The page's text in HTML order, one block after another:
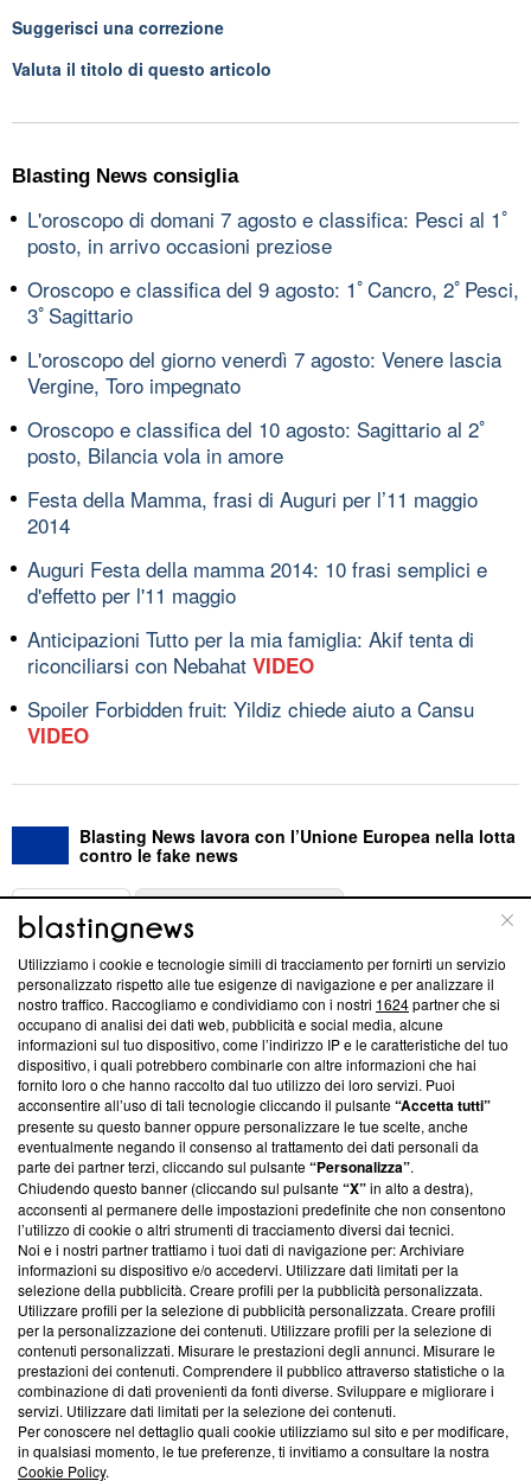
Suggerisci una correzione
Valuta il titolo di questo articolo
Blasting News consiglia
L'oroscopo di domani 7 agosto e classifica: Pesci al 1ﾟ
posto, in arrivo occasioni preziose
Oroscopo e classifica del 9 agosto: 1ﾟCancro, 2ﾟPesci,
3ﾟSagittario
L'oroscopo del giorno venerdì 7 agosto: Venere lascia
Vergine, Toro impegnato
Oroscopo e classifica del 10 agosto: Sagittario al 2ﾟ
posto, Bilancia vola in amore
Festa della Mamma, frasi di Auguri per l’11 maggio
2014
Auguri Festa della mamma 2014: 10 frasi semplici e
d'effetto per l'11 maggio
Anticipazioni Tutto per la mia famiglia: Akif tenta di
riconciliarsi con Nebahat VIDEO
Spoiler Forbidden fruit: Yildiz chiede aiuto a Cansu
VIDEO
Blasting News lavora con l’Unione Europea nella lotta
contro le fake news
ABOUT
Questa sezione offre informazioni trasparenti su Blasting
News, sui nostri processi editoriali e su come ci impegniamo a
creare news di qualità. Inoltre, afferma la nostra aderenza a
‘Trust Project - News with Integrity’Blasting News non è
ancora membro del programma, ma ha richiesto di farne
parte; Trust Project non ha ancora effettuato una verifica di
conformità agli standard.
Su di noi
Team editoriale
Corporate
Redazione
Informativa Privacy
Cookie Policy
Blasting SA, IDI CHE-247.845.224, Via Carlo Frasca, 3 - 6900
Lugano (Svizzera) Tel:+39 0690258937
Utilizziamo i cookie e tecnologie simili di tracciamento per fornirti un servizio
personalizzato rispetto alle tue esigenze di navigazione e per analizzare il
nostro traffico. Raccogliamo e condividiamo con i nostri 1624partner che si
occupano di analisi dei dati web, pubblicità e social media, alcune
informazioni sul tuo dispositivo, come l’indirizzo IP e le caratteristiche del tuo
dispositivo, i quali potrebbero combinarle con altre informazioni che hai
fornito loro o che hanno raccolto dal tuo utilizzo dei loro servizi. Puoi
acconsentire all’uso di tali tecnologie cliccando il pulsante“Accetta tutti”
presente su questo banner oppure personalizzare le tue scelte, anche
eventualmente negando il consenso al trattamento dei dati personali da
parte dei partner terzi, cliccando sul pulsante“Personalizza”.
Chiudendo questo banner (cliccando sul pulsante“X”in alto a destra),
acconsenti al permanere delle impostazioni predefinite che non consentono
l’utilizzo di cookie o altri strumenti di tracciamento diversi dai tecnici.
Noi e i nostri partner trattiamo i tuoi dati di navigazione per: Archiviare
informazioni su dispositivo e/o accedervi. Utilizzare dati limitati per la
selezione della pubblicità. Creare profili per la pubblicità personalizzata.
Utilizzare profili per la selezione di pubblicità personalizzata. Creare profili
per la personalizzazione dei contenuti. Utilizzare profili per la selezione di
contenuti personalizzati. Misurare le prestazioni degli annunci. Misurare le
prestazioni dei contenuti. Comprendere il pubblico attraverso statistiche o la
combinazione di dati provenienti da fonti diverse. Sviluppare e migliorare i
servizi. Utilizzare dati limitati per la selezione dei contenuti.
Per conoscere nel dettaglio quali cookie utilizziamo sul sito e per modificare,
in qualsiasi momento, le tue preferenze, ti invitiamo a consultare la nostra
Cookie Policy.